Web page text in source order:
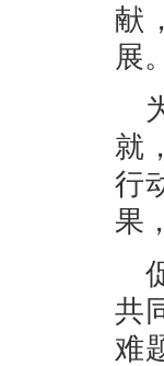
献
展。
就
行
果
共
难